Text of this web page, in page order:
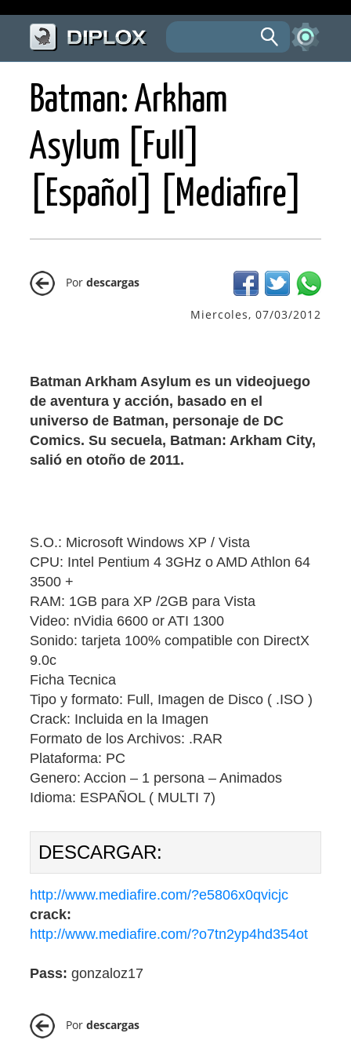
Batman: Arkham
Asylum [Full]
[Español] [Mediafire]
Pordescargas
Miercoles, 07/03/2012
Batman Arkham Asylum es un videojuego
de aventura y acción, basado en el
universo de Batman, personaje de DC
Comics. Su secuela, Batman: Arkham City,
salió en otoño de 2011.
S.O.: Microsoft Windows XP / Vista
CPU: Intel Pentium 4 3GHz o AMD Athlon 64
3500 +
RAM: 1GB para XP /2GB para Vista
Video: nVidia 6600 or ATI 1300
Sonido: tarjeta 100% compatible con DirectX
9.0c
Ficha Tecnica
Tipo y formato: Full, Imagen de Disco ( .ISO )
Crack: Incluida en la Imagen
Formato de los Archivos: .RAR
Plataforma: PC
Genero: Accion – 1 persona – Animados
Idioma: ESPAÑOL ( MULTI 7)
DESCARGAR:
http://www.mediafire.com/?e5806x0qvicjc
crack:
http://www.mediafire.com/?o7tn2yp4hd354ot
Pass: gonzaloz17
Pordescargas